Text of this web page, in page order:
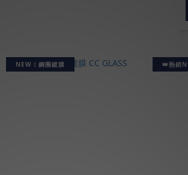
NEW！鋼圈鍍膜 👑熱銷